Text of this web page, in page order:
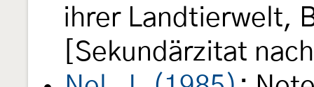
ihrer Landtierwelt,
[Sekundärzitat